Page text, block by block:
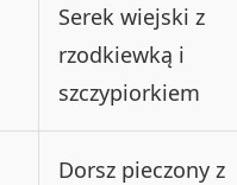
Serek wiejski z
rzodkiewką i
szczypiorkiem
Dorsz pieczony z